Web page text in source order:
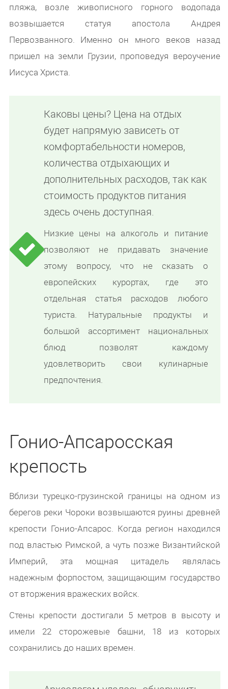
пляжа, возле живописного горного водопада
возвышается статуя апостола Андрея
Первозванного. Именно он много веков назад
пришел на земли Грузии, проповедуя вероучение
Иисуса Христа.
Каковы цены? Цена на отдых
будет напрямую зависеть от
комфортабельности номеров,
количества отдыхающих и
дополнительных расходов, так как
стоимость продуктов питания
здесь очень доступная.
Низкие цены на алкоголь и питание
позволяют не придавать значение
этому вопросу, что не сказать о
европейских курортах, где это
отдельная статья расходов любого
туриста. Натуральные продукты и
большой ассортимент национальных
блюд позволят каждому
удовлетворить свои кулинарные
предпочтения.
Гонио-Апсаросская
крепость
Вблизи турецко-грузинской границы на одном из
берегов реки Чороки возвышаются руины древней
крепости Гонио-Апсарос. Когда регион находился
под властью Римской, а чуть позже Византийской
Империй, эта мощная цитадель являлась
надежным форпостом, защищающим государство
от вторжения вражеских войск.
Стены крепости достигали 5 метров в высоту и
имели 22 сторожевые башни, 18 из которых
сохранились до наших времен.